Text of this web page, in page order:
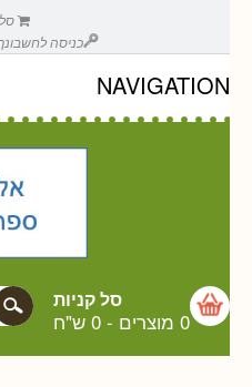
סל
כניסה לחשבונך
NAVIGATION
סל קניות
0 מוצרים - 0 ש"ח